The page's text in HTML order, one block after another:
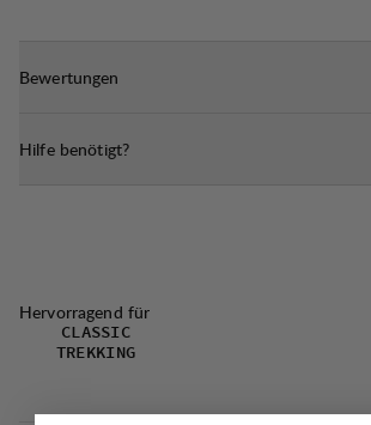
Große Beintaschen für Karten
Wasser- und schmutzabweisende
Bewertungen
Hilfe benötigt?
Hervorragend für
CLASSIC
TREKKING